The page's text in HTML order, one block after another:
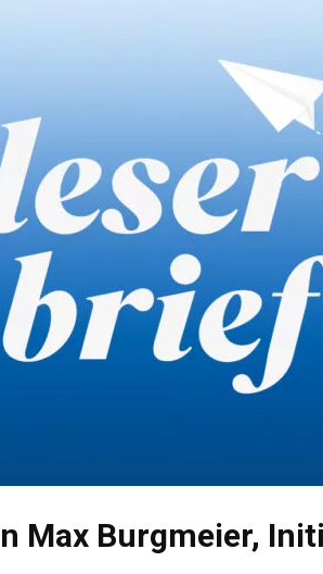
Max Burgmeier,